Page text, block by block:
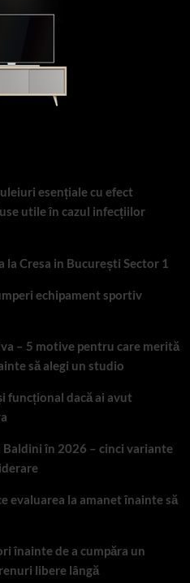
esențiale cu efect
utile în cazul infecțiilor
Cresa in București Sector 1
echipament sportiv
– 5 motive pentru care merită
să alegi un studio
funcțional dacă ai avut
în 2026 – cinci variante
evaluarea la amanet înainte să
înainte de a cumpăra un
libere lângă